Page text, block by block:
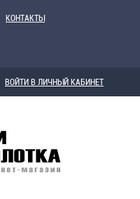
КОНТАКТЫ
ВОЙТИ В ЛИЧНЫЙ КАБИНЕТ